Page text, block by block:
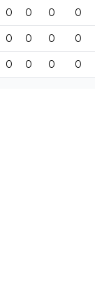
0 0 0 0
0 0 0 0
0 0 0 0